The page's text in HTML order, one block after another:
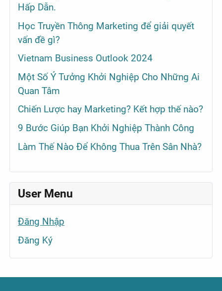
Hấp Dẫn.
Học Truyền Thông Marketing để giải quyết
vấn đề gì?
Vietnam Business Outlook 2024
Một Số Ý Tưởng Khởi Nghiệp Cho Những Ai
Quan Tâm
Chiến Lược hay Marketing? Kết hợp thế nào?
9 Bước Giúp Bạn Khởi Nghiệp Thành Công
Làm Thế Nào Để Không Thua Trên Sân Nhà?
User Menu
Đăng Nhập
Đăng Ký